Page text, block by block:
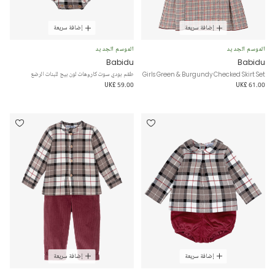
إضافة سريعة
الموسم الجديد
Babidu
Girls Green & Burgundy Checked Skirt Set
UK£ 61.00
إضافة سريعة
الموسم الجديد
Babidu
طقم بودي سوت كاروهات لون بيج للبنات الرضع
UK£ 59.00
إضافة سريعة إضافة سريعة